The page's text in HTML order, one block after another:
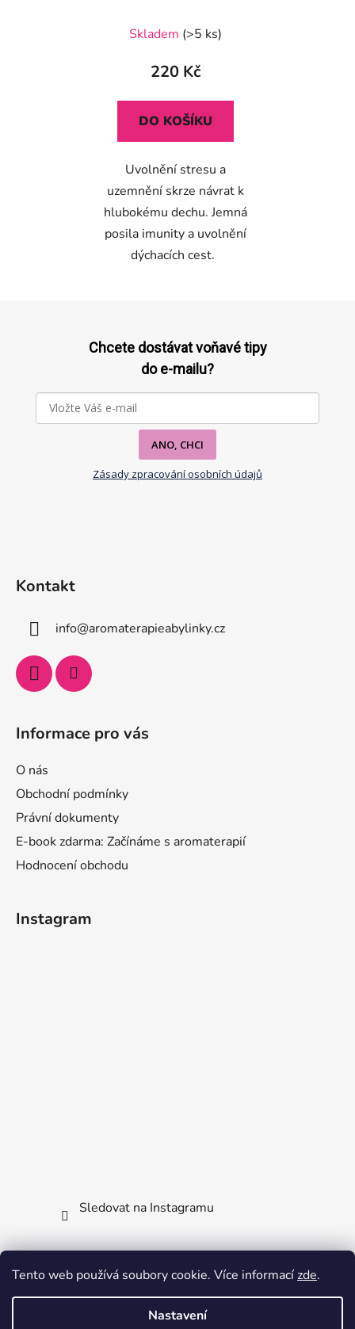
Tento web používá soubory cookie. Více informacízde.
Nastavení
Skladem (>5 ks)
220 Kč
DO KOŠÍKU
Uvolnění stresu a
uzemnění skrze návrat k
hlubokému dechu. Jemná
posila imunity a uvolnění
dýchacích cest.
Chcete dostávat voňavé tipy
do e-mailu?
ANO, CHCI
Zásady zpracování osobních údajů
Kontakt
info@aromaterapieabylinky.cz
Informace pro vás
O nás
Obchodní podmínky
Právní dokumenty
E-book zdarma: Začínáme s aromaterapií
Hodnocení obchodu
Instagram
Sledovat na Instagramu